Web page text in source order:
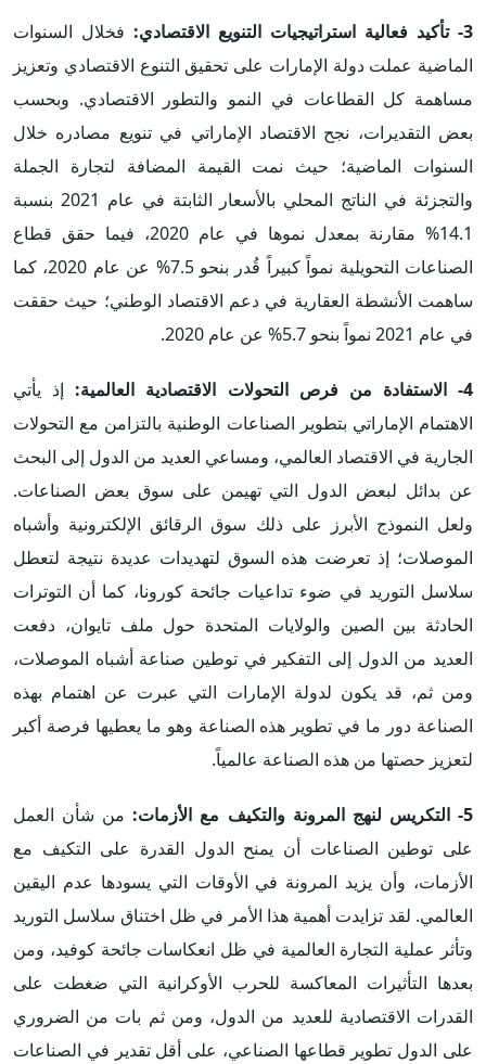
3- تأكيد فعالية استراتيجيات التنويع الاقتصادي:
فخلال السنوات
الماضية عملت دولة الإمارات على تحقيق التنوع الاقتصادي وتعزيز
مساهمة كل القطاعات في النمو والتطور الاقتصادي. وبحسب
بعض التقديرات، نجح الاقتصاد الإماراتي في تنويع مصادره خلال
السنوات الماضية؛ حيث نمت القيمة المضافة لتجارة الجملة
والتجزئة في الناتج المحلي بالأسعار الثابتة في عام 2021 بنسبة
14.1% مقارنة بمعدل نموها في عام 2020، فيما حقق قطاع
الصناعات التحويلية نمواً كبيراً قُدر بنحو 7.5% عن عام 2020، كما
ساهمت الأنشطة العقارية في دعم الاقتصاد الوطني؛ حيث حققت
في عام 2021 نمواً بنحو 5.7% عن عام 2020.
4- الاستفادة من فرص التحولات الاقتصادية العالمية:
إذ يأتي
الاهتمام الإماراتي بتطوير الصناعات الوطنية بالتزامن مع التحولات
الجارية في الاقتصاد العالمي، ومساعي العديد من الدول إلى البحث
عن بدائل لبعض الدول التي تهيمن على سوق بعض الصناعات.
ولعل النموذج الأبرز على ذلك سوق الرقائق الإلكترونية وأشباه
الموصلات؛ إذ تعرضت هذه السوق لتهديدات عديدة نتيجة لتعطل
سلاسل التوريد في ضوء تداعيات جائحة كورونا، كما أن التوترات
الحادثة بين الصين والولايات المتحدة حول ملف تايوان، دفعت
العديد من الدول إلى التفكير في توطين صناعة أشباه الموصلات،
ومن ثم، قد يكون لدولة الإمارات التي عبرت عن اهتمام بهذه
الصناعة دور ما في تطوير هذه الصناعة وهو ما يعطيها فرصة أكبر
لتعزيز حصتها من هذه الصناعة عالمياً.
5- التكريس لنهج المرونة والتكيف مع الأزمات:
من شأن العمل
على توطين الصناعات أن يمنح الدول القدرة على التكيف مع
الأزمات، وأن يزيد المرونة في الأوقات التي يسودها عدم اليقين
العالمي. لقد تزايدت أهمية هذا الأمر في ظل اختناق سلاسل التوريد
وتأثر عملية التجارة العالمية في ظل انعكاسات جائحة كوفيد، ومن
بعدها التأثيرات المعاكسة للحرب الأوكرانية التي ضغطت على
القدرات الاقتصادية للعديد من الدول، ومن ثم بات من الضروري
على الدول تطوير قطاعها الصناعي، على أقل تقدير في الصناعات